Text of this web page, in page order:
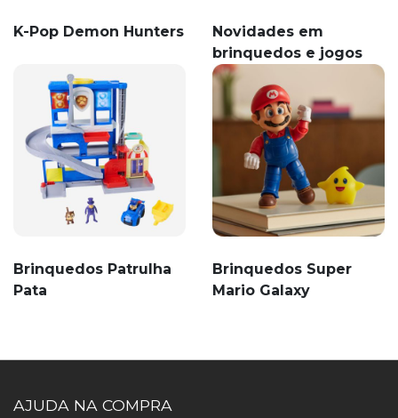
K-Pop Demon Hunters
Novidades em
brinquedos e jogos
Brinquedos Patrulha
Pata
Brinquedos Super
Mario Galaxy
AJUDA NA COMPRA